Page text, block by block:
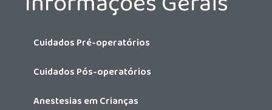
Cuidados Pré-operatórios
Cuidados Pós-operatórios
Anestesias em Crianças